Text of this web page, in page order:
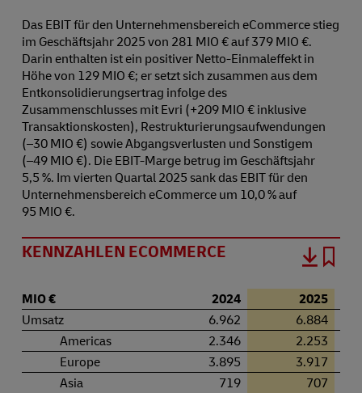
Das EBIT für den Unternehmensbereich eCommerce stieg
im Geschäftsjahr 2025 von 281 MIO € auf 379 MIO €.
Darin enthalten ist ein positiver Netto-Einmaleffekt in
Höhe von 129 MIO €; er setzt sich zusammen aus dem
Entkonsolidierungsertrag infolge des
Zusammenschlusses mit Evri (+209 MIO € inklusive
Transaktionskosten), Restrukturierungsaufwendungen
(⁠–⁠30 MIO €) sowie Abgangsverlusten und Sonstigem
(⁠–⁠49 MIO €). Die EBIT-Marge betrug im Geschäftsjahr
5,5 %. Im vierten Quartal 2025 sank das EBIT für den
Unternehmensbereich eCommerce um 10,0 % auf
95 MIO €.
KENNZAHLEN ECOMMERCE
MIO € 2024
2025
Umsatz
6.962
6.884
Americas
2.346
2.253
Europe
3.895
3.917
Asia
719
707